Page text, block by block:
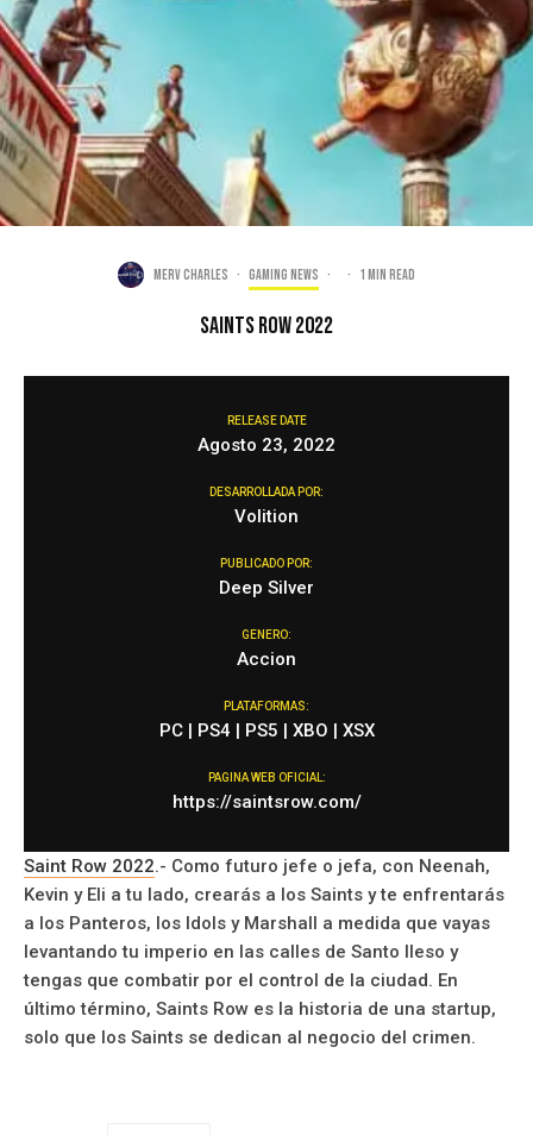
Merv Charles · Gaming news · · 1 min read
Saints Row 2022
RELEASE DATE
Agosto 23, 2022
DESARROLLADA POR:
Volition
PUBLICADO POR:
Deep Silver
GENERO:
Accion
PLATAFORMAS:
PC | PS4 | PS5 | XBO | XSX
PAGINA WEB OFICIAL:
https://saintsrow.com/
Saint Row 2022.- Como futuro jefe o jefa, con Neenah,
Kevin y Eli a tu lado, crearás a los Saints y te enfrentarás
a los Panteros, los Idols y Marshall a medida que vayas
levantando tu imperio en las calles de Santo Ileso y
tengas que combatir por el control de la ciudad. En
último término, Saints Row es la historia de una startup,
solo que los Saints se dedican al negocio del crimen.